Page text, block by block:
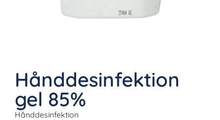
Hånddesinfektion
gel 85%
Hånddesinfektion